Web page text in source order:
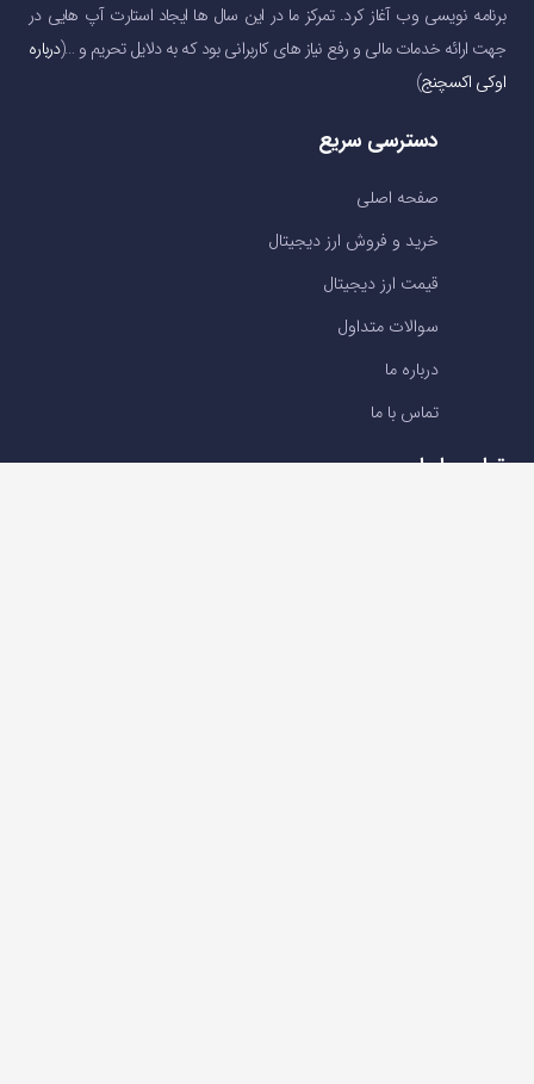
برنامه نویسی وب آغاز کرد. تمرکز ما در این سال ها ایجاد استارت آپ هایی در
جهت ارائه خدمات مالی و رفع نیاز های کاربرانی بود که به دلایل تحریم و …(درباره
اوکی اکسچنج)
دسترسی سریع
صفحه اصلی
خرید و فروش ارز دیجیتال
قیمت ارز دیجیتال
سوالات متداول
درباره ما
تماس با ما
تماس با ما